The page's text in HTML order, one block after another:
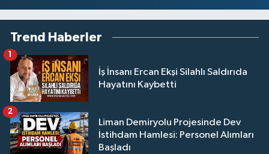
Trend Haberler
İş İnsanı Ercan Ekşi Silahlı Saldırıda
Hayatını Kaybetti
1
Liman Demiryolu Projesinde Dev
İstihdam Hamlesi: Personel Alımları
Başladı
2